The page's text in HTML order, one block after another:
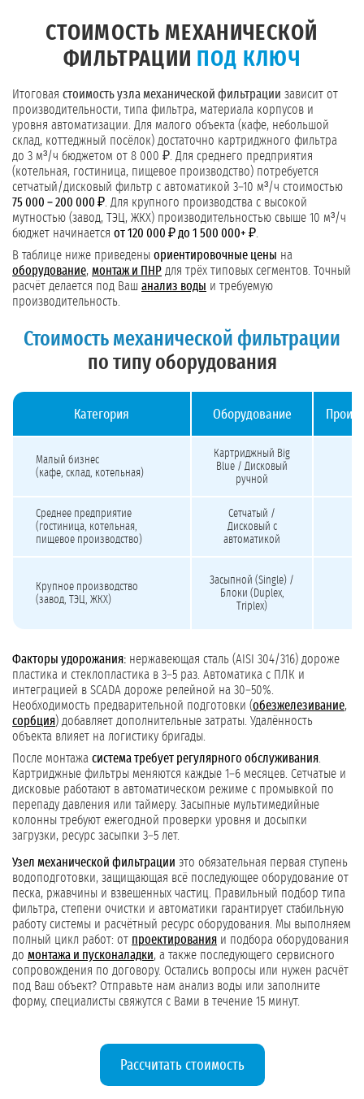
СТОИМОСТЬ МЕХАНИЧЕСКОЙ
ФИЛЬТРАЦИИ ПОД КЛЮЧ
Итоговая стоимость узла механической фильтрации зависит от
производительности, типа фильтра, материала корпусов и
уровня автоматизации. Для малого объекта (кафе, небольшой
склад, коттеджный посёлок) достаточно картриджного фильтра
до 3 м³/ч бюджетом от 8 000 ₽. Для среднего предприятия
(котельная, гостиница, пищевое производство) потребуется
сетчатый/дисковый фильтр с автоматикой 3–10 м³/ч стоимостью
75 000 – 200 000 ₽ . Для крупного производства с высокой
мутностью (завод, ТЭЦ, ЖКХ) производительностью свыше 10 м³/ч
бюджет начинается от 120 000 ₽ до 1 500 000+ ₽
В таблице ниже приведены ориентировочные цены на
оборудование, монтаж и ПНР для трёх типовых сегментов. Точный
расчёт делается под Ваш анализ воды и требуемую
производительность.
Стоимость механической фильтрации
по типу оборудования
Категория Оборудование
Малый бизнес
(кафе, склад, котельная)
Картриджный Big
Blue / Дисковый
ручной
Среднее предприятие
(гостиница, котельная,
пищевое производство)
Сетчатый /
Дисковый с
автоматикой
Крупное производство
(завод, ТЭЦ, ЖКХ)
Засыпной (Single) /
Блоки (Duplex,
Triplex)
Факторы удорожания: нержавеющая сталь (AISI 304/316) дороже
пластика и стеклопластика в 3–5 раз. Автоматика с ПЛК и
интеграцией в SCADA дороже релейной на 30–50%.
Необходимость предварительной подготовки (обезжелезивание,
сорбция) добавляет дополнительные затраты. Удалённость
объекта влияет на логистику бригады.
После монтажа система требует регулярного обслуживания
Картриджные фильтры меняются каждые 1–6 месяцев. Сетчатые и
дисковые работают в автоматическом режиме с промывкой по
перепаду давления или таймеру. Засыпные мультимедийные
колонны требуют ежегодной проверки уровня и досыпки
загрузки, ресурс засыпки 3–5 лет.
Узел механической фильтрации это обязательная первая ступень
водоподготовки, защищающая всё последующее оборудование от
песка, ржавчины и взвешенных частиц. Правильный подбор типа
фильтра, степени очистки и автоматики гарантирует стабильную
работу системы и расчётный ресурс оборудования. Мы выполняем
полный цикл работ: от проектирования и подбора оборудования
до монтажа и пусконаладки, а также последующего сервисного
сопровождения по договору. Остались вопросы или нужен расчёт
под Ваш объект? Отправьте нам анализ воды или заполните
форму, специалисты свяжутся с Вами в течение 15 минут.
Рассчитать стоимость